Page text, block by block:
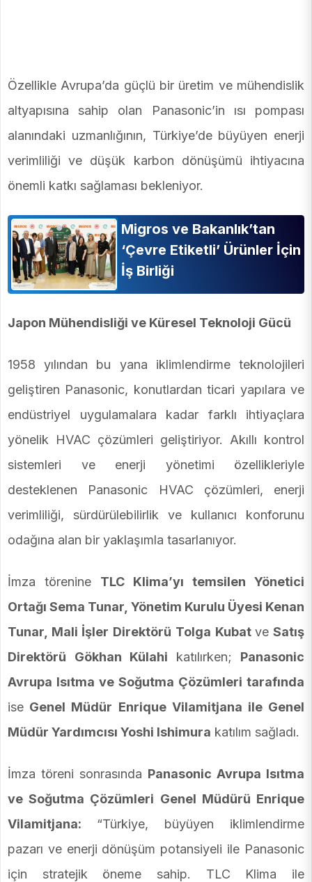
Özellikle Avrupa’da güçlü bir üretim ve mühendislik
altyapısına sahip olan Panasonic’in ısı pompası
alanındaki uzmanlığının, Türkiye’de büyüyen enerji
verimliliği ve düşük karbon dönüşümü ihtiyacına
önemli katkı sağlaması bekleniyor.
Migros ve Bakanlık’tan
‘Çevre Etiketli’ Ürünler İçin
İş Birliği
Japon Mühendisliği ve Küresel Teknoloji Gücü
1958 yılından bu yana iklimlendirme teknolojileri
geliştiren Panasonic, konutlardan ticari yapılara ve
endüstriyel uygulamalara kadar farklı ihtiyaçlara
yönelik HVAC çözümleri geliştiriyor. Akıllı kontrol
sistemleri ve enerji yönetimi özellikleriyle
desteklenen Panasonic HVAC çözümleri, enerji
verimliliği, sürdürülebilirlik ve kullanıcı konforunu
odağına alan bir yaklaşımla tasarlanıyor.
İmza törenine TLC Klima’yı temsilen Yönetici
Ortağı Sema Tunar, Yönetim Kurulu Üyesi Kenan
Tunar, Mali İşler Direktörü Tolga Kubatve Satış
Direktörü Gökhan Külahi katılırken; Panasonic
Avrupa Isıtma ve Soğutma Çözümleri tarafında
ise Genel Müdür Enrique Vilamitjana ile Genel
Müdür Yardımcısı Yoshi Ishimura katılım sağladı.
İmza töreni sonrasında Panasonic Avrupa Isıtma
ve Soğutma Çözümleri Genel Müdürü Enrique
Vilamitjana: “Türkiye, büyüyen iklimlendirme
pazarı ve enerji dönüşüm potansiyeli ile Panasonic
için stratejik öneme sahip. TLC Klima ile